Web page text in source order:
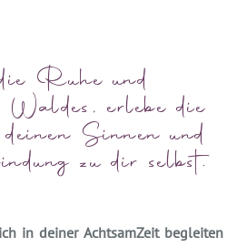
Ruhe und
erlebe die
Sinnen und
zu dir selbst.
in deiner AchtsamZeit begleiten